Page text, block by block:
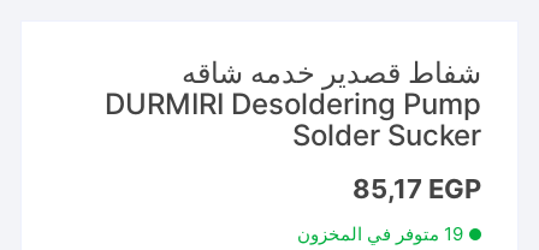
شفاط قصدير خدمه شاقه
DURMIRI Desoldering Pump
Solder Sucker
85,17 EGP
19 متوفر في المخزون